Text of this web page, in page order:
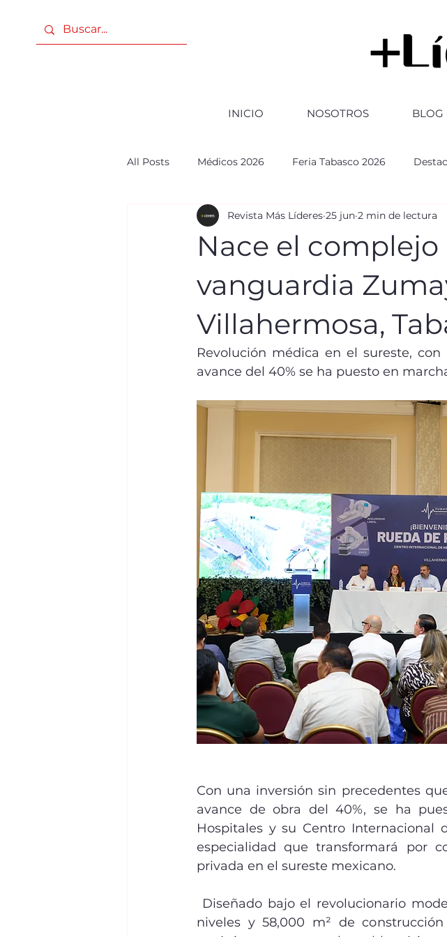
INICIO NOSOTROS BLOG
All Posts Médicos 2026 Feria Tabasco 2026
PODER FEMENINO ANIVERSARIO ABOGADOS
cultura CULTURA
Nace el
vanguardia
Villahermosa,
Revista Más Líderes 25 jun 2 min de lectura
Revolución médica en el sureste,
avance del 40% se ha puesto en
Con una inversión sin precedentes
avance de obra del 40%, se ha
Hospitales y su Centro Internacional
especialidad que transformará por
privada en el sureste mexicano.
niveles y 58,000 m² de